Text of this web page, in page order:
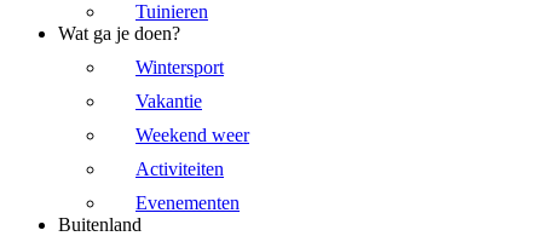
Tuinieren
Wat ga je doen?
Wintersport
Vakantie
Weekend weer
Activiteiten
Evenementen
Buitenland